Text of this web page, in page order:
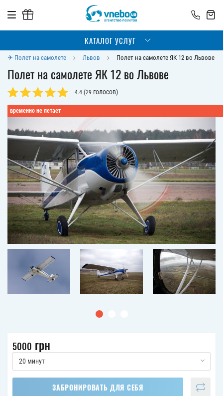
КАТАЛОГ УСЛУГ
✈ Полет на самолете Львов Полет на самолете ЯК 12 во Львове
Полет на самолете ЯК 12 во Львове
4.4 (29 голосов)
временно не летает
5000 грн
20 минут
ЗАБРОНИРОВАТЬ ДЛЯ СЕБЯ